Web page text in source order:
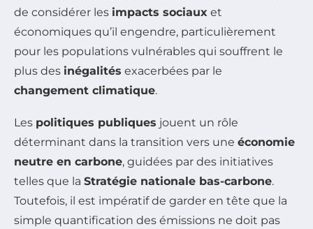
de considérer les impacts sociaux et
économiques qu’il engendre, particulièrement
pour les populations vulnérables qui souffrent le
plus des inégalités exacerbées par le
changement climatique.
Les politiques publiques jouent un rôle
déterminant dans la transition vers une économie
neutre en carbone, guidées par des initiatives
telles que la Stratégie nationale bas-carbone.
Toutefois, il est impératif de garder en tête que la
simple quantification des émissions ne doit pas